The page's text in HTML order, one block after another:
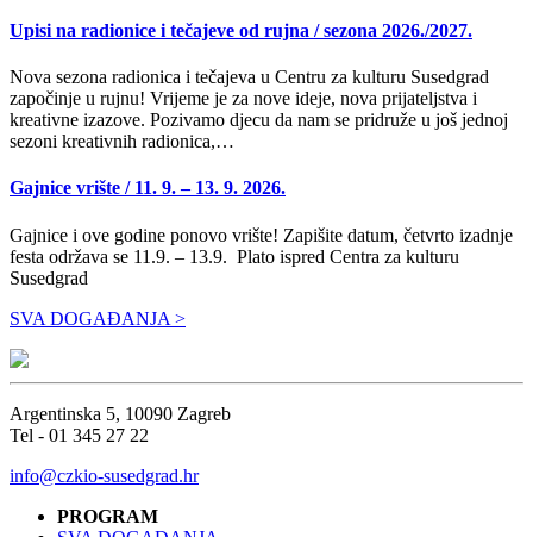
Upisi na radionice i tečajeve od rujna / sezona 2026./2027.
Nova sezona radionica i tečajeva u Centru za kulturu Susedgrad
započinje u rujnu! Vrijeme je za nove ideje, nova prijateljstva i
kreativne izazove. Pozivamo djecu da nam se pridruže u još jednoj
sezoni kreativnih radionica,…
Gajnice vrište / 11. 9. – 13. 9. 2026.
Gajnice i ove godine ponovo vrište! Zapišite datum, četvrto izadnje
festa održava se 11.9. – 13.9. Plato ispred Centra za kulturu
Susedgrad
SVA DOGAĐANJA >
Argentinska 5, 10090 Zagreb
Tel - 01 345 27 22
info@czkio-susedgrad.hr
PROGRAM